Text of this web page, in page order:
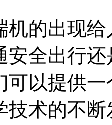
的出现给
安全出行
可以提供
技术的不